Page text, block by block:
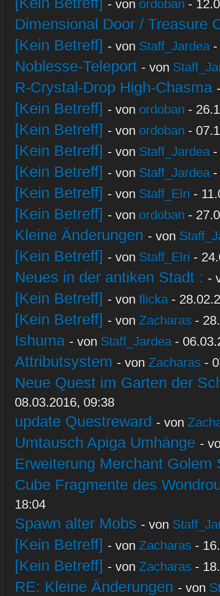
- von ordoban -
Dimensional Door / Treasure
[Kein Betreff] - von Staff_Jardea-
Noblesse-Teleport - von
R-Crystal-Drop High-Chasma
[Kein Betreff] - von ordoban -
[Kein Betreff] - von ordoban -
[Kein Betreff] - von Staff_Jardea-
[Kein Betreff] - von Staff_Jardea-
[Kein Betreff] - von Staff_Elri -
[Kein Betreff] - von ordoban -
Kleine Änderungen - von
[Kein Betreff] - von Staff_Elri -
Neues in der antiken Stadt : -
[Kein Betreff] - von flicka-
[Kein Betreff] - von Zacharas -
Ishuma - von Staff_Jardea-
Attributsystem - von Zacharas -
Neue Quest im Garten der
08.03.2016, 09:38
update Questreward - von
Umtausch Apiga Umhänge -
Erweiterung Merchant Golem
Cube Fragmente des
18:04
Spawn alter Mobs - von
[Kein Betreff] - von Zacharas -
[Kein Betreff] - von Zacharas -
RE: Kleine Änderungen - von